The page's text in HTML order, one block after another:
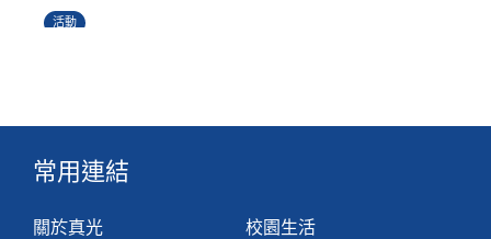
活動
常用連結
關於真光
校園生活